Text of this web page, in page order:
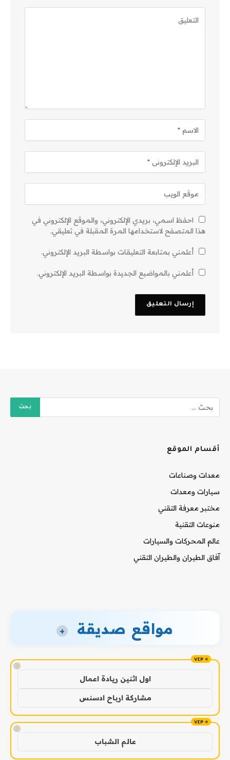
احفظ اسمي، بريدي الإلكتروني، والموقع الإلكتروني في
هذا المتصفح لاستخدامها المرة المقبلة في تعليقي.
أعلمني بمتابعة التعليقات بواسطة البريد الإلكتروني.
أعلمني بالمواضيع الجديدة بواسطة البريد الإلكتروني.
أقسام الموقع
معدات وصناعات
سيارات ومعدات
مختبر معرفة التقني
منوعات التقنية
عالم المحركات والسيارات
آفاق الطيران والطيران التقني
مواقع صديقة +
!
اول اثنين ريادة اعمال
مشاركة ارباح ادسنس
!
عالم الشباب